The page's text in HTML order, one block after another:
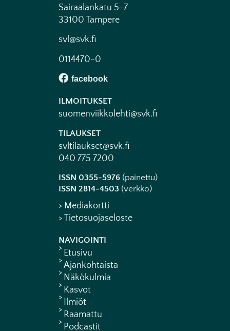
Sairaalankatu 5-7
33100 Tampere
svl@svk.fi
0114470-0
ILMOITUKSET
suomenviikkolehti@svk.fi
TILAUKSET
svltilaukset@svk.fi
040 775 7200
ISSN 0355-5976 (painettu)
ISSN 2814-4503 (verkko)
> Mediakortti
> Tietosuojaseloste
NAVIGOINTI
Etusivu
Ajankohtaista
Näkökulmia
Kasvot
Ilmiöt
Raamattu
Podcastit